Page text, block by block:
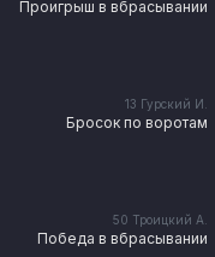
Проигрыш в вбрасывании
13 Гурский И.
Бросок по воротам
50 Троицкий А.
Победа в вбрасывании